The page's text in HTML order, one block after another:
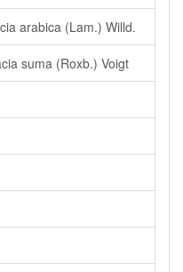
arabica (Lam.) Willd.
suma (Roxb.) Voigt